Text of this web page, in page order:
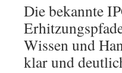
Die bekannte
Wissen und
klar und